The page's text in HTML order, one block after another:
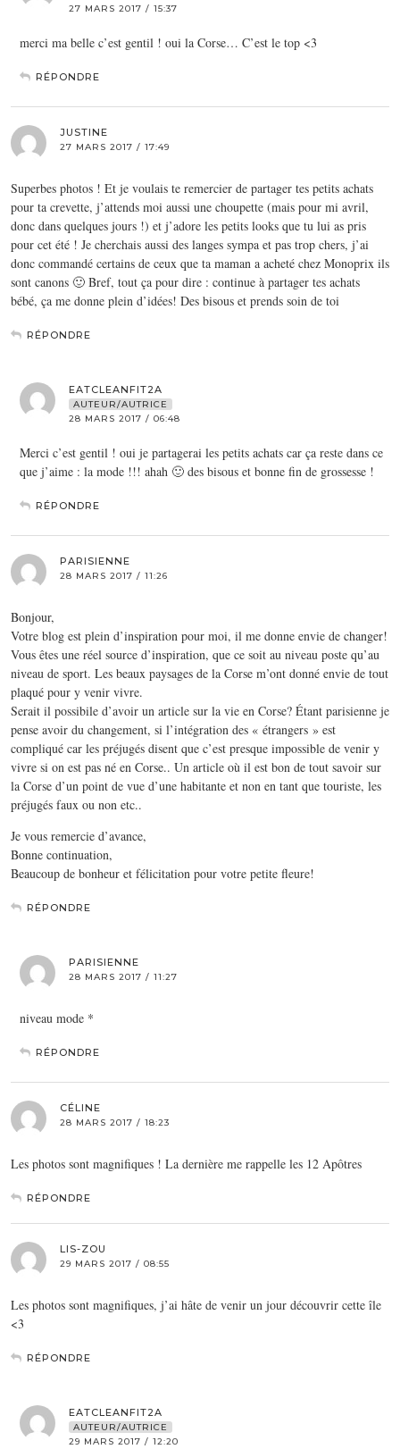
27 MARS 2017 / 15:37
merci ma belle c’est gentil ! oui la Corse… C’est le top <3
RÉPONDRE
JUSTINE
27 MARS 2017 / 17:49
Superbes photos ! Et je voulais te remercier de partager tes petits achats
pour ta crevette, j’attends moi aussi une choupette (mais pour mi avril,
donc dans quelques jours !) et j’adore les petits looks que tu lui as pris
pour cet été ! Je cherchais aussi des langes sympa et pas trop chers, j’ai
donc commandé certains de ceux que ta maman a acheté chez Monoprix ils
sont canons 🙂 Bref, tout ça pour dire : continue à partager tes achats
bébé, ça me donne plein d’idées! Des bisous et prends soin de toi
RÉPONDRE
EATCLEANFIT2A
AUTEUR/AUTRICE
28 MARS 2017 / 06:48
Merci c’est gentil ! oui je partagerai les petits achats car ça reste dans ce
que j’aime : la mode !!! ahah 🙂 des bisous et bonne fin de grossesse !
RÉPONDRE
PARISIENNE
28 MARS 2017 / 11:26
Bonjour,
Votre blog est plein d’inspiration pour moi, il me donne envie de changer!
Vous êtes une réel source d’inspiration, que ce soit au niveau poste qu’au
niveau de sport. Les beaux paysages de la Corse m’ont donné envie de tout
plaqué pour y venir vivre.
Serait il possibile d’avoir un article sur la vie en Corse? Étant parisienne je
pense avoir du changement, si l’intégration des « étrangers » est
compliqué car les préjugés disent que c’est presque impossible de venir y
vivre si on est pas né en Corse.. Un article où il est bon de tout savoir sur
la Corse d’un point de vue d’une habitante et non en tant que touriste, les
préjugés faux ou non etc..
Je vous remercie d’avance,
Bonne continuation,
Beaucoup de bonheur et félicitation pour votre petite fleure!
RÉPONDRE
PARISIENNE
28 MARS 2017 / 11:27
niveau mode *
RÉPONDRE
CÉLINE
28 MARS 2017 / 18:23
Les photos sont magnifiques ! La dernière me rappelle les 12 Apôtres
RÉPONDRE
LIS-ZOU
29 MARS 2017 / 08:55
Les photos sont magnifiques, j’ai hâte de venir un jour découvrir cette île
<3
RÉPONDRE
EATCLEANFIT2A
AUTEUR/AUTRICE
29 MARS 2017 / 12:20